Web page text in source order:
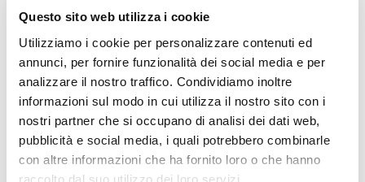
Questo sito web utilizza i cookie
Utilizziamo i cookie per personalizzare contenuti ed
annunci, per fornire funzionalità dei social media e per
analizzare il nostro traffico. Condividiamo inoltre
informazioni sul modo in cui utilizza il nostro sito con i
nostri partner che si occupano di analisi dei dati web,
pubblicità e social media, i quali potrebbero combinarle
con altre informazioni che ha fornito loro o che hanno
raccolto dal suo utilizzo dei loro servizi.
vanadio con durezza 56-58 HRC della Scala Rockwell)
Lunghezza lama: 24 cm
Lunghezza totale: 36 cm
Affilatura finale a mano secondo gli standard tradizionali
giapponesi
Manico ergonomico
Manico e lama in pezzo unico senza giunture
Materiali conformi alle normative igienico-sanitarie
vigenti
Made in Japan